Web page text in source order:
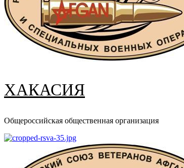
ХАКАСИЯ
Общероссийская общественная организация